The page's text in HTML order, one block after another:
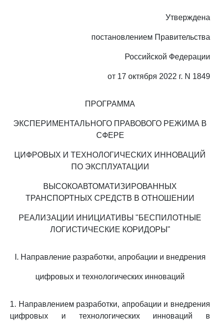
Утверждена
постановлением Правительства
Российской Федерации
от 17 октября 2022 г. N 1849
ПРОГРАММА
ЭКСПЕРИМЕНТАЛЬНОГО ПРАВОВОГО РЕЖИМА В
СФЕРЕ
ЦИФРОВЫХ И ТЕХНОЛОГИЧЕСКИХ ИННОВАЦИЙ
ПО ЭКСПЛУАТАЦИИ
ВЫСОКОАВТОМАТИЗИРОВАННЫХ
ТРАНСПОРТНЫХ СРЕДСТВ В ОТНОШЕНИИ
РЕАЛИЗАЦИИ ИНИЦИАТИВЫ "БЕСПИЛОТНЫЕ
ЛОГИСТИЧЕСКИЕ КОРИДОРЫ"
I. Направление разработки, апробации и внедрения
цифровых и технологических инноваций
1. Направлением разработки, апробации и внедрения
цифровых и технологических инноваций в